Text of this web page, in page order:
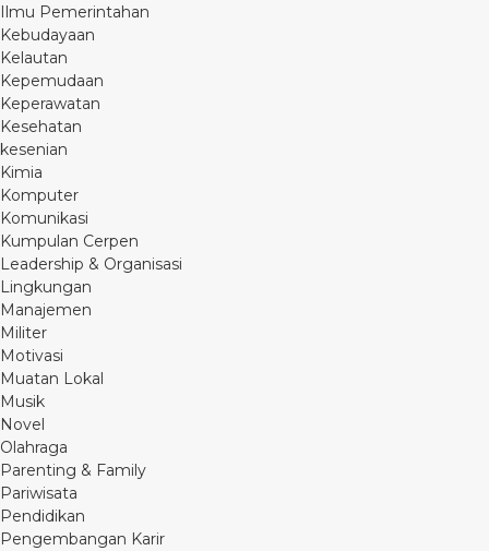
Ilmu Pemerintahan
Kebudayaan
Kelautan
Kepemudaan
Keperawatan
Kesehatan
kesenian
Kimia
Komputer
Komunikasi
Kumpulan Cerpen
Leadership & Organisasi
Lingkungan
Manajemen
Militer
Motivasi
Muatan Lokal
Musik
Novel
Olahraga
Parenting & Family
Pariwisata
Pendidikan
Pengembangan Karir